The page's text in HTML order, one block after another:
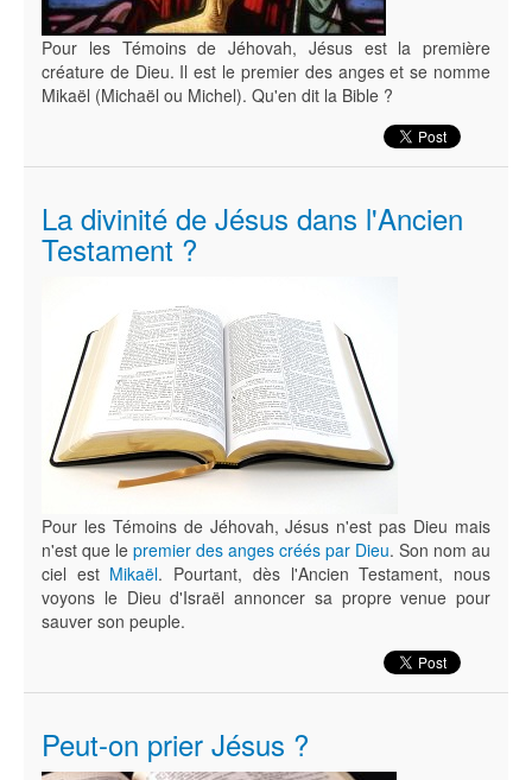
Pour les Témoins de Jéhovah, Jésus est la première
créature de Dieu. Il est le premier des anges et se nomme
Mikaël (Michaël ou Michel). Qu'en dit la Bible ?
La divinité de Jésus dans l'Ancien
Testament ?
Pour les Témoins de Jéhovah, Jésus n'est pas Dieu mais
n'est que le premier des anges créés par Dieu. Son nom au
ciel est Mikaël. Pourtant, dès l'Ancien Testament, nous
voyons le Dieu d'Israël annoncer sa propre venue pour
sauver son peuple.
Peut-on prier Jésus ?